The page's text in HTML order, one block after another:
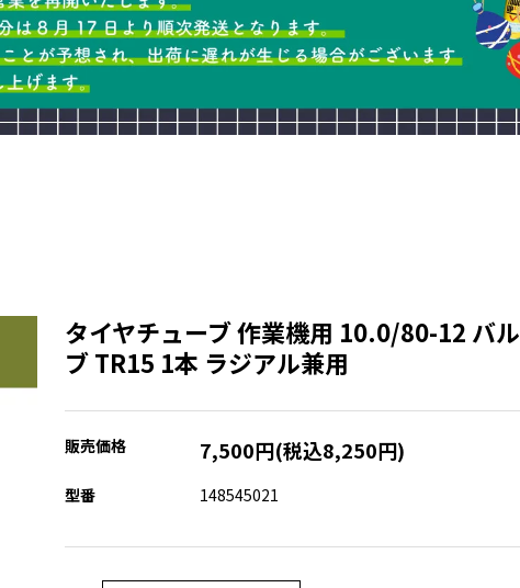
タイヤチューブ 作業機用 10.0/80-12 バル
ブ TR15 1本 ラジアル兼用
販売価格 7,500円(税込8,250円)
型番 148545021